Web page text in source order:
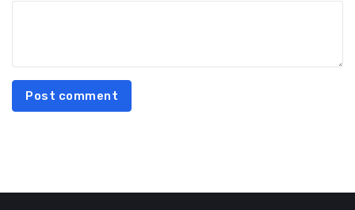
Post comment